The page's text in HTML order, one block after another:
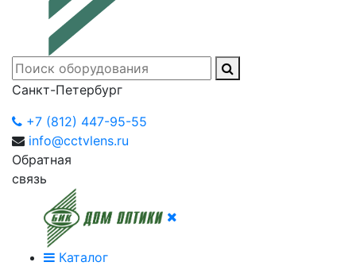
Санкт-Петербург
+7 (812) 447-95-55
info@cctvlens.ru
Обратная
связь
Каталог